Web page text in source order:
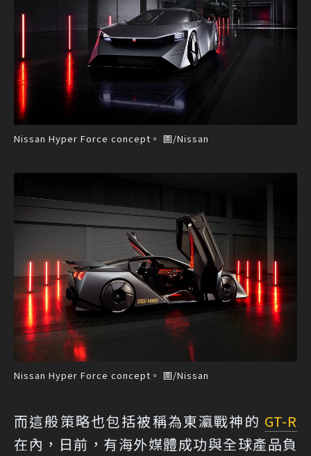
Nissan Hyper Force concept。 圖/Nissan
Nissan Hyper Force concept。 圖/Nissan
而這般策略也包括被稱為東瀛戰神的 GT-R
在內，日前，有海外媒體成功與全球產品負